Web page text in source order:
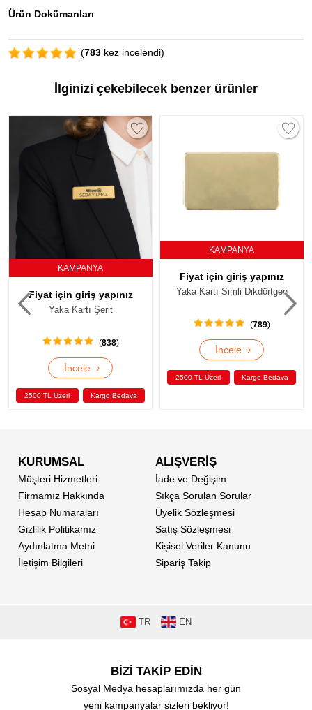
Ürün Dokümanları
(783 kez incelendi)
İlginizi çekebilecek benzer ürünler
yapınız
Şerit
Kargo Bedava
KAMPANYA
Fiyat içingiriş yapınız
Yaka Kartı Simli Dikdörtgen
2500 TL Üzeri Kargo Bedava
Fiyat içingiriş
Yaka Kartı Açık
İncele
KURUMSAL
Müşteri Hizmetleri
Firmamız Hakkında
Hesap Numaraları
Gizlilik Politikamız
Aydınlatma Metni
İletişim Bilgileri
ALIŞVERİŞ
İade ve Değişim
Sıkça Sorulan Sorular
Üyelik Sözleşmesi
Satış Sözleşmesi
Kişisel Veriler Kanunu
Sipariş Takip
TR EN
BİZİ TAKİP EDİN
Sosyal Medya hesaplarımızda her gün
yeni kampanyalar sizleri bekliyor!